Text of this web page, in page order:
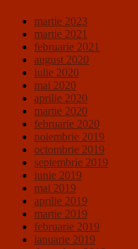
martie 2023
martie 2021
februarie 2021
august 2020
iulie 2020
mai 2020
aprilie 2020
martie 2020
februarie 2020
noiembrie 2019
octombrie 2019
septembrie 2019
iunie 2019
mai 2019
aprilie 2019
martie 2019
februarie 2019
ianuarie 2019